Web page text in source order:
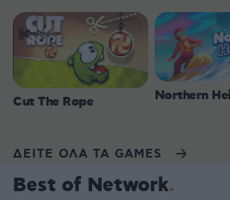
Cut The Rope Northern
ΔΕΙΤΕ ΟΛΑ ΤΑ GAMES
Best of Network